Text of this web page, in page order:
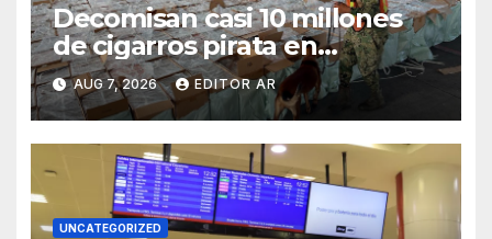
Decomisan casi 10 millones
de cigarros pirata en
Michoacán
AUG 7, 2026 EDITOR AR
UNCATEGORIZED